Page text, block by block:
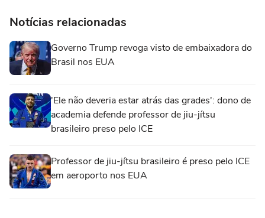
Notícias relacionadas
Governo Trump revoga visto de embaixadora do
Brasil nos EUA
'Ele não deveria estar atrás das grades': dono de
academia defende professor de jiu-jítsu
brasileiro preso pelo ICE
Professor de jiu-jítsu brasileiro é preso pelo ICE
em aeroporto nos EUA